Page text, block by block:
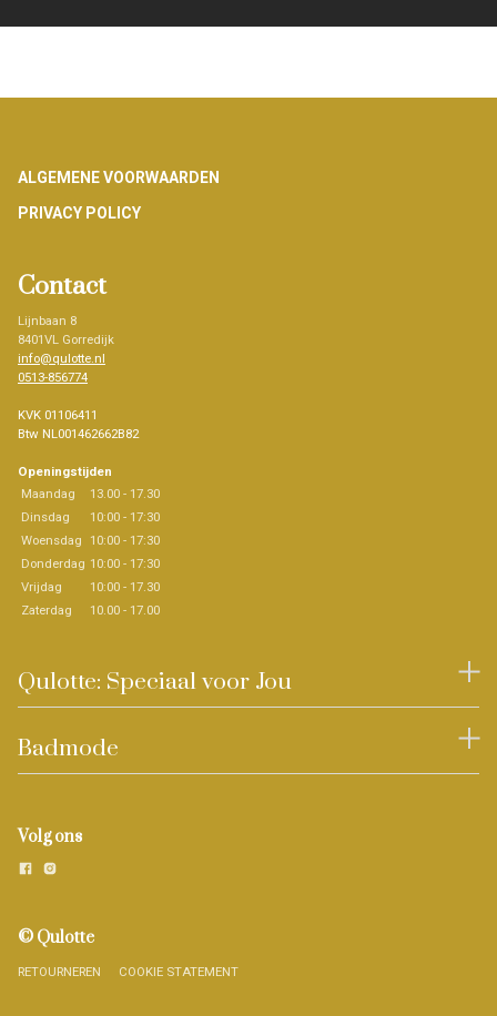
Footer
ALGEMENE VOORWAARDEN
PRIVACY POLICY
Contact
Lijnbaan 8
8401VL Gorredijk
info@qulotte.nl
0513-856774
KVK 01106411
Btw NL001462662B82
Openingstijden
Maandag
13.00 - 17.30
Dinsdag
10:00 - 17:30
Woensdag 10:00 - 17:30
Donderdag 10:00 - 17:30
Vrijdag
10:00 - 17.30
Zaterdag
10.00 - 17.00
Qulotte: Speciaal voor Jou
Badmode
Volg ons
© Qulotte
RETOURNEREN COOKIE STATEMENT